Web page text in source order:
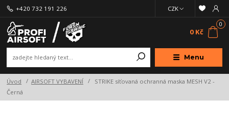
Menu
CZK
+420 732 191 226
0
0 Kč
Úvod AIRSOFT VYBAVENÍ
STRIKE síťovaná ochranná maska MESH V2 -
Černá